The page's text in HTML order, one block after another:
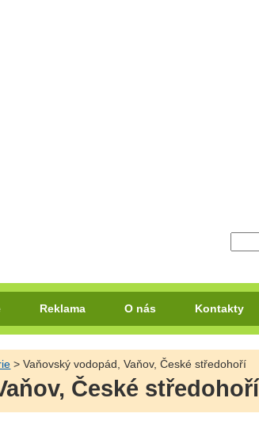
Reklama O nás Kontakty
> Vaňovský vodopád, Vaňov, České středohoří
České středohoří